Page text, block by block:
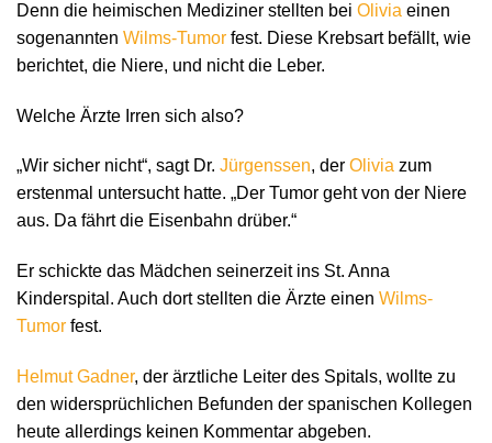
Denn die heimischen Mediziner stellten bei Olivia einen
sogenannten Wilms-Tumor fest. Diese Krebsart befällt, wie
berichtet, die Niere, und nicht die Leber.
Welche Ärzte Irren sich also?
„Wir sicher nicht“, sagt Dr. Jürgenssen, der Olivia zum
erstenmal untersucht hatte. „Der Tumor geht von der Niere
aus. Da fährt die Eisenbahn drüber.“
Er schickte das Mädchen seinerzeit ins St. Anna
Kinderspital. Auch dort stellten die Ärzte einen Wilms-
Tumor fest.
Helmut Gadner, der ärztliche Leiter des Spitals, wollte zu
den widersprüchlichen Befunden der spanischen Kollegen
heute allerdings keinen Kommentar abgeben.